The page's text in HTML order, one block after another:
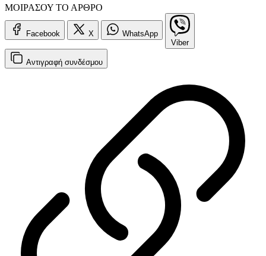
ΜΟΙΡΑΣΟΥ ΤΟ ΑΡΘΡΟ
Facebook X
WhatsApp
Viber
Αντιγραφή συνδέσμου